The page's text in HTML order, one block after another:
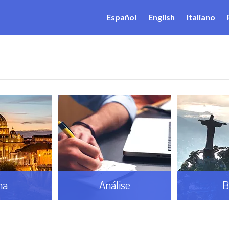
Español English Italiano
Análise